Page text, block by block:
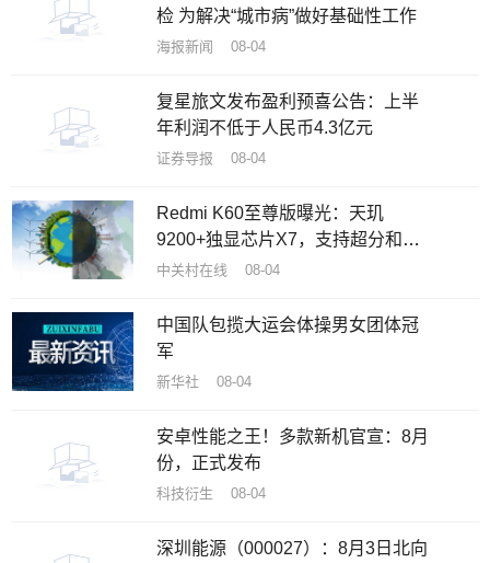
检 为解决“城市病”做好基础性工作
海报新闻 08-04
复星旅文发布盈利预喜公告：上半
年利润不低于人民币4.3亿元
证券导报 08-04
Redmi K60至尊版曝光：天玑
9200+独显芯片X7，支持超分和超
帧满血并发
中关村在线 08-04
中国队包揽大运会体操男女团体冠
军
新华社 08-04
安卓性能之王！多款新机官宣：8月
份，正式发布
科技衍生 08-04
深圳能源（000027）：8月3日北向